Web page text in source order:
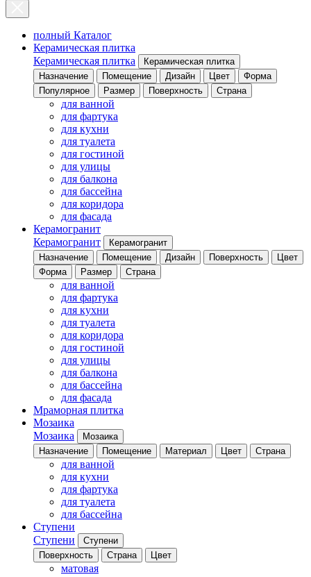
полный Каталог
Керамическая плитка
Керамическая плитка
Керамическая плитка
Назначение
Помещение Дизайн Цвет
Форма
Популярное
Размер Поверхность Страна
для ванной
для фартука
для кухни
для туалета
для гостиной
для улицы
для балкона
для бассейна
для коридора
для фасада
Керамогранит
Керамогранит
Керамогранит
Назначение
Помещение Дизайн Поверхность
Цвет
Форма
Размер Страна
для ванной
для фартука
для кухни
для туалета
для коридора
для гостиной
для улицы
для балкона
для бассейна
для фасада
Мраморная плитка
Мозаика
Мозаика
Мозаика
Назначение
Помещение Материал Цвет Страна
для ванной
для кухни
для фартука
для туалета
для бассейна
Ступени
Ступени
Ступени
Поверхность
Страна Цвет
матовая